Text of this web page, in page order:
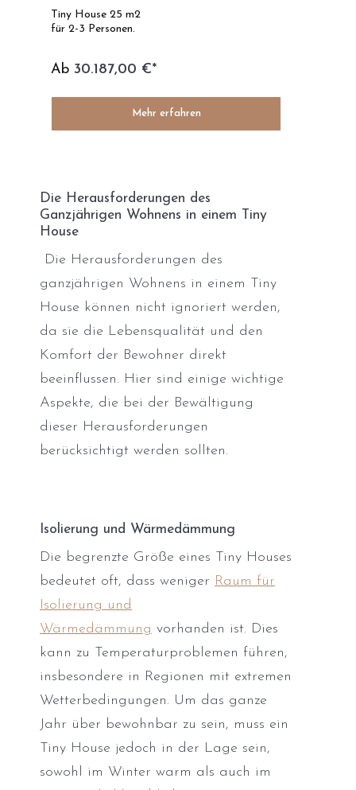
Modell
Tiny House 25 m2
für 2-3 Personen.
Ab 30.187,00 €*
Mehr erfahren
Die Herausforderungen des
Ganzjährigen Wohnens in einem Tiny
House
Die Herausforderungen des
ganzjährigen Wohnens in einem Tiny
House können nicht ignoriert werden,
da sie die Lebensqualität und den
Komfort der Bewohner direkt
beeinflussen. Hier sind einige wichtige
Aspekte, die bei der Bewältigung
dieser Herausforderungen
berücksichtigt werden sollten.
Isolierung und Wärmedämmung
Die begrenzte Größe eines Tiny Houses
bedeutet oft, dass weniger Raum für
Isolierung und
Wärmedämmung vorhanden ist. Dies
kann zu Temperaturproblemen führen,
insbesondere in Regionen mit extremen
Wetterbedingungen. Um das ganze
Jahr über bewohnbar zu sein, muss ein
Tiny House jedoch in der Lage sein,
sowohl im Winter warm als auch im